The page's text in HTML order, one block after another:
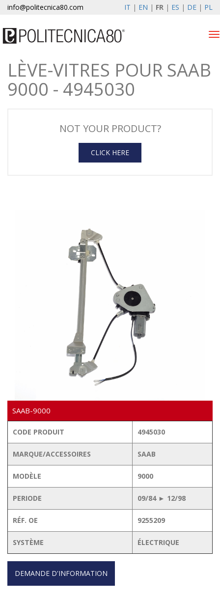
info@politecnica80.com IT | EN | FR | ES | DE | PL
giovedì 6 agosto 2026
Lève-vitres électriques
Societe
LÈVE-VITRES POUR SAAB
9000 - 4945030
NOT YOUR PRODUCT?
CLICK HERE
SAAB-9000
CODE PRODUIT 4945030
MARQUE/ACCESSOIRES SAAB
MODÈLE 9000
PERIODE 09/84 ► 12/98
RÉF. OE 9255209
SYSTÈME ÉLECTRIQUE
DEMANDE D'INFORMATION